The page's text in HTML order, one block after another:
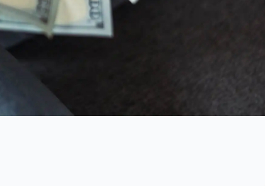
討回您的債權。
附上流程和注意事項協助民眾處
理日常法律問題。